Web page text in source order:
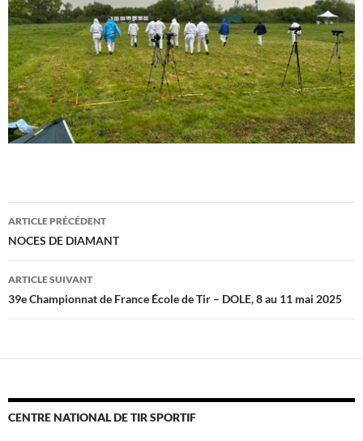
Navigation
des
articles
ARTICLE PRÉCÉDENT
NOCES DE DIAMANT
ARTICLE SUIVANT
39e Championnat de France École de Tir – DOLE, 8 au 11 mai 2025
CENTRE NATIONAL DE TIR SPORTIF